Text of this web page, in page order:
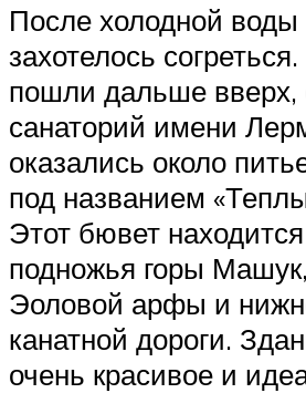
После холодной
захотелось
пошли дальше вверх,
санаторий имени
оказались около
под названием
Этот бювет
подножья горы
Эоловой арфы и
канатной дороги.
очень красивое и